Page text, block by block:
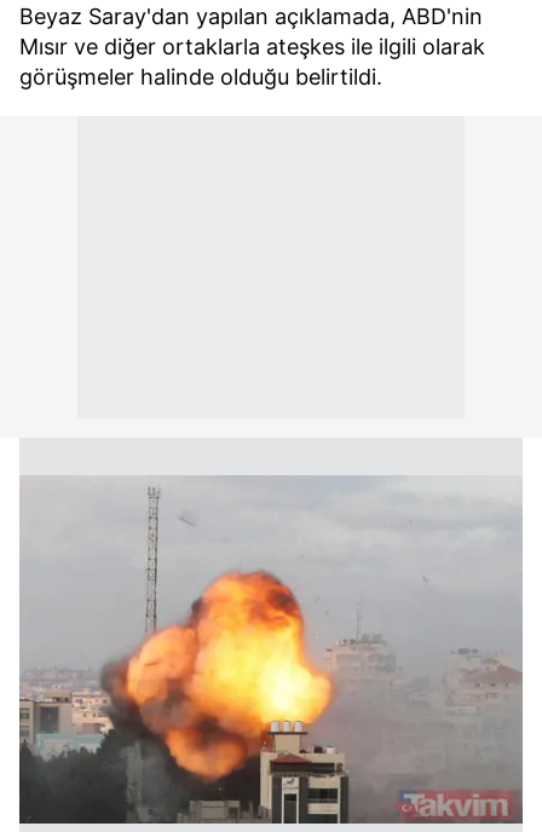
Beyaz Saray'dan yapılan açıklamada, ABD'nin
Mısır ve diğer ortaklarla ateşkes ile ilgili olarak
görüşmeler halinde olduğu belirtildi.